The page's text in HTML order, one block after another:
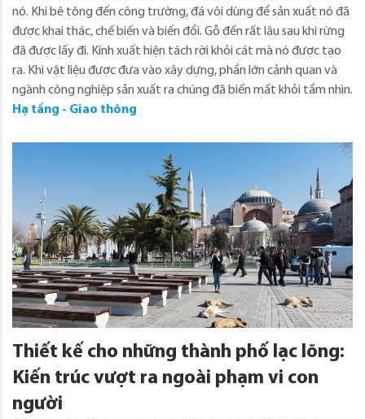
nó. Khi bê tông đến công trường, đá vôi dùng để sản xuất nó đã
được khai thác, chế biến và biến đổi. Gỗ đến rất lâu sau khi rừng
đã được lấy đi. Kính xuất hiện tách rời khỏi cát mà nó được tạo
ra. Khi vật liệu được đưa vào xây dựng, phần lớn cảnh quan và
ngành công nghiệp sản xuất ra chúng đã biến mất khỏi tầm nhìn.
Hạ tầng - Giao thông
Thiết kế cho những thành phố lạc lõng:
Kiến trúc vượt ra ngoài phạm vi con
người